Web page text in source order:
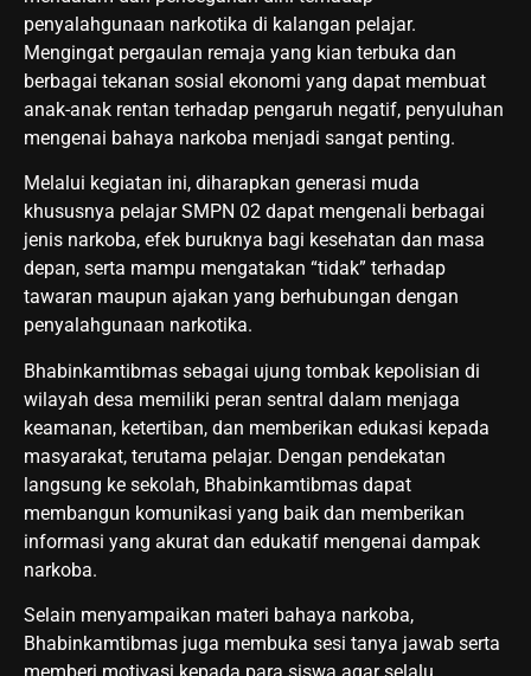
penyalahgunaan narkotika di kalangan pelajar.
Mengingat pergaulan remaja yang kian terbuka dan
berbagai tekanan sosial ekonomi yang dapat membuat
anak-anak rentan terhadap pengaruh negatif, penyuluhan
mengenai bahaya narkoba menjadi sangat penting.
Melalui kegiatan ini, diharapkan generasi muda
khususnya pelajar SMPN 02 dapat mengenali berbagai
jenis narkoba, efek buruknya bagi kesehatan dan masa
depan, serta mampu mengatakan “tidak” terhadap
tawaran maupun ajakan yang berhubungan dengan
penyalahgunaan narkotika.
Bhabinkamtibmas sebagai ujung tombak kepolisian di
wilayah desa memiliki peran sentral dalam menjaga
keamanan, ketertiban, dan memberikan edukasi kepada
masyarakat, terutama pelajar. Dengan pendekatan
langsung ke sekolah, Bhabinkamtibmas dapat
membangun komunikasi yang baik dan memberikan
informasi yang akurat dan edukatif mengenai dampak
narkoba.
Selain menyampaikan materi bahaya narkoba,
Bhabinkamtibmas juga membuka sesi tanya jawab serta